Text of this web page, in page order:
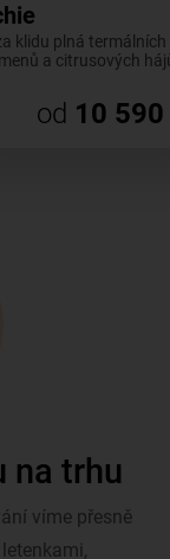
klidu plná termálních
a citrusových
od 10 590
na trhu
víme přesně